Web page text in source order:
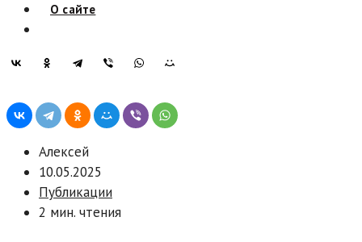
О сайте
Алексей
10.05.2025
Публикации
2 мин. чтения